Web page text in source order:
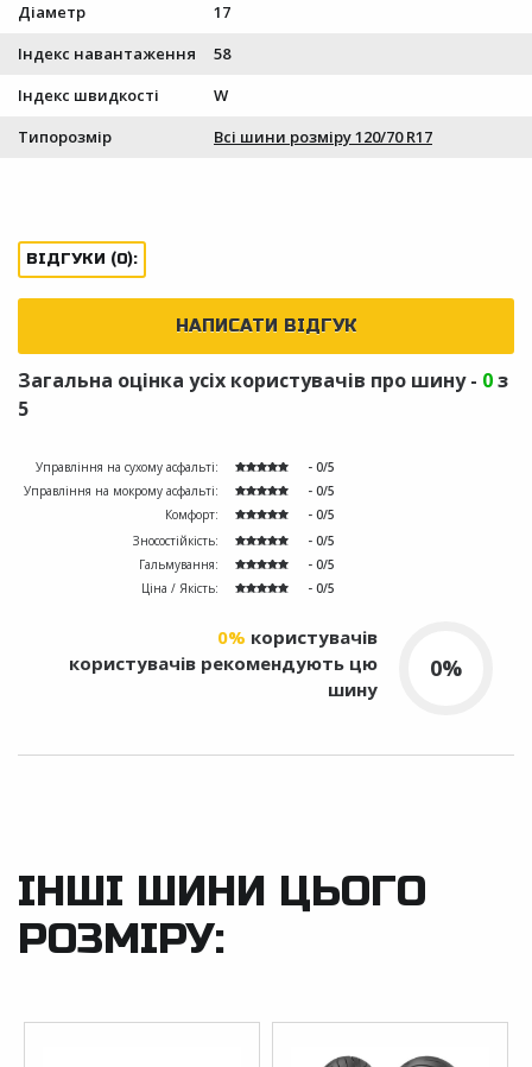
Діаметр
17
Індекс навантаження
58
Індекс швидкості
W
Типорозмір
Всі шини розміру 120/70 R17
ВІДГУКИ (0):
НАПИСАТИ ВІДГУК
Загальна оцінка усіх користувачів про шину - 0з
5
Управління на сухому асфальті:
- 0/5
Управління на мокрому асфальті:
- 0/5
Комфорт:
- 0/5
Зносостійкість:
- 0/5
Гальмування:
- 0/5
Ціна / Якість:
- 0/5
0%
0% користувачів
користувачів рекомендують цю
шину
ІНШІ ШИНИ ЦЬОГО
РОЗМІРУ: